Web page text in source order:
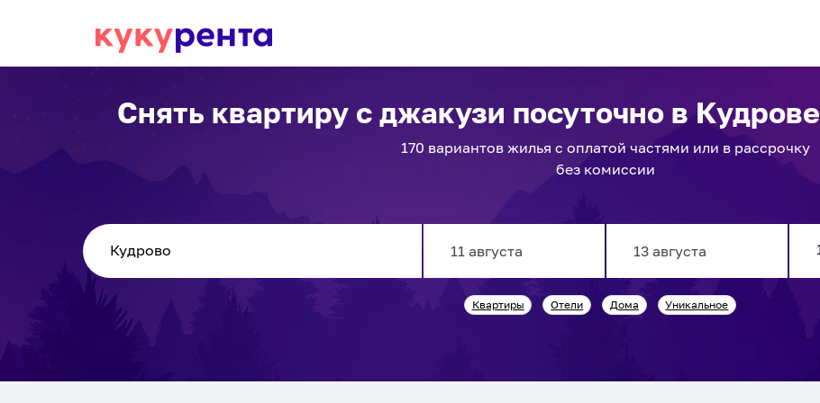
Снять квартиру с джакузи посуточно в Кудрове
170 вариантов жилья с оплатой частями или в рассрочку
без комиссии
forward
backward
Квартиры Отели Дома Уникальное